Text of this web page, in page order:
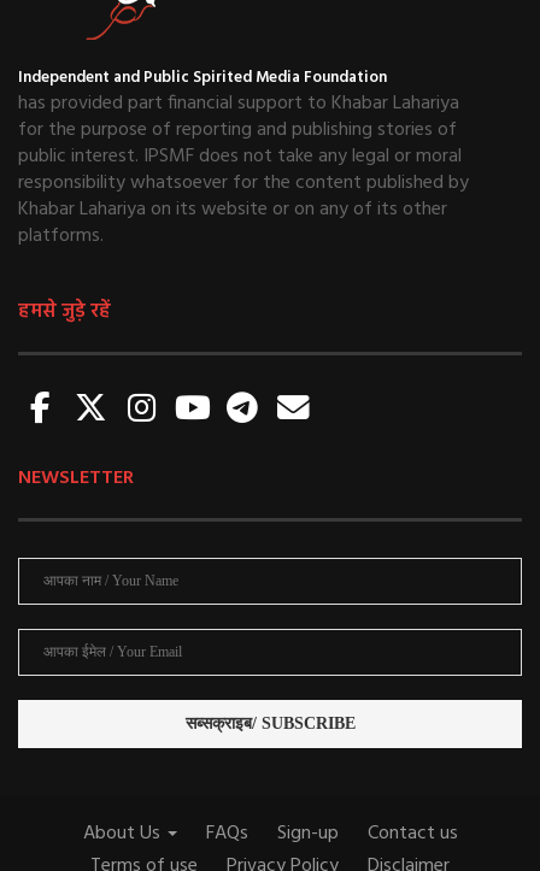
Independent and Public Spirited Media Foundation
has provided part financial support to Khabar Lahariya
for the purpose of reporting and publishing stories of
public interest. IPSMF does not take any legal or moral
responsibility whatsoever for the content published by
Khabar Lahariya on its website or on any of its other
platforms.
हमसे जुड़े रहें
NEWSLETTER
About Us FAQs Sign-up
Contact us